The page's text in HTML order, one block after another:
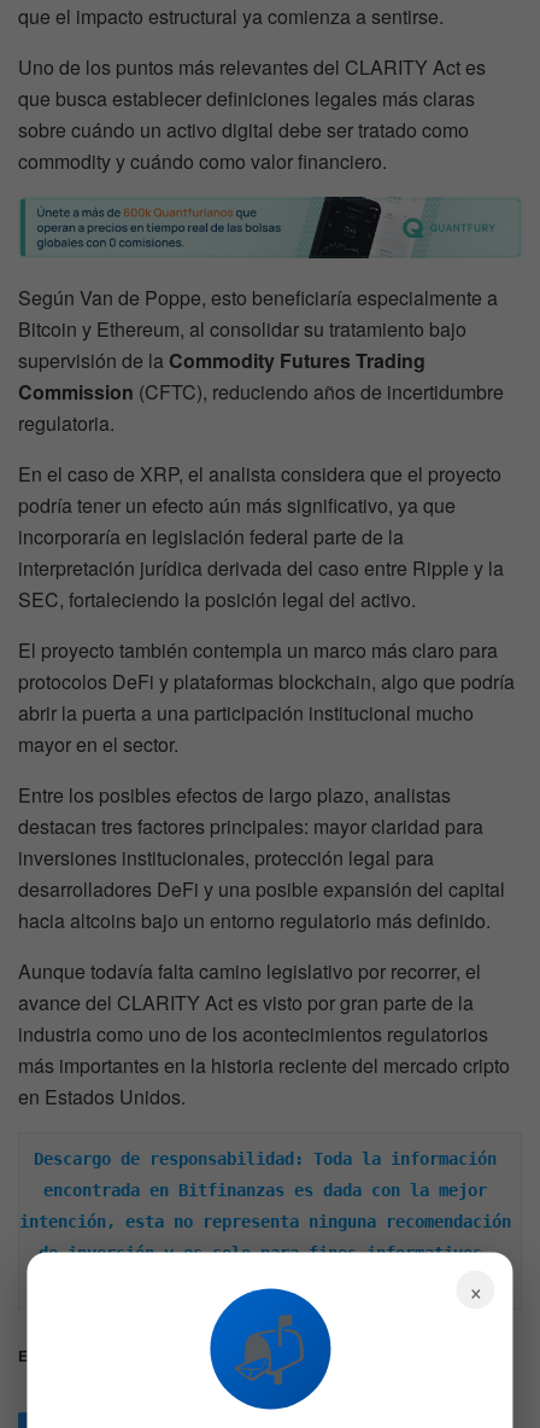
que el impacto estructural ya comienza a sentirse.
Uno de los puntos más relevantes del CLARITY Act es
que busca establecer definiciones legales más claras
sobre cuándo un activo digital debe ser tratado como
commodity y cuándo como valor financiero.
Según Van de Poppe, esto beneficiaría especialmente a
Bitcoin y Ethereum, al consolidar su tratamiento bajo
supervisión de la Commodity Futures Trading
Commission (CFTC), reduciendo años de incertidumbre
regulatoria.
En el caso de XRP, el analista considera que el proyecto
podría tener un efecto aún más significativo, ya que
incorporaría en legislación federal parte de la
interpretación jurídica derivada del caso entre Ripple y la
SEC, fortaleciendo la posición legal del activo.
El proyecto también contempla un marco más claro para
protocolos DeFi y plataformas blockchain, algo que podría
abrir la puerta a una participación institucional mucho
mayor en el sector.
Entre los posibles efectos de largo plazo, analistas
destacan tres factores principales: mayor claridad para
inversiones institucionales, protección legal para
desarrolladores DeFi y una posible expansión del capital
hacia altcoins bajo un entorno regulatorio más definido.
Aunque todavía falta camino legislativo por recorrer, el
avance del CLARITY Act es visto por gran parte de la
industria como uno de los acontecimientos regulatorios
más importantes en la historia reciente del mercado cripto
en Estados Unidos.
Descargo de responsabilidad: Toda la información
encontrada en Bitfinanzas es dada con la mejor
intención, esta no representa ninguna recomendación
de inversión y es solo para fines informativos.
Recuerda hacer siempre tu propia investigación.
Etiquetas: Clarity ACt Ethereum
×
📬